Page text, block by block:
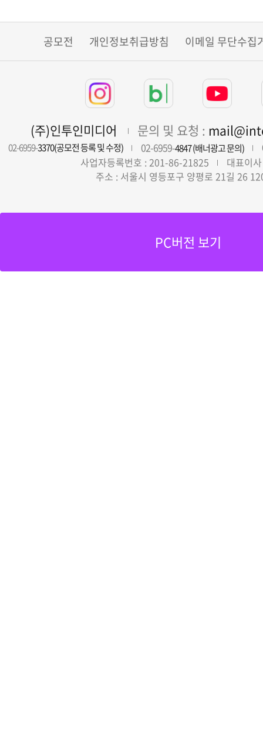
공모전 개인정보취급방침 이메일 무단수집
(주)인투인미디어 문의 및 요청 :
02-6959-3370(공모전 등록 및 수정) 02-6959-4847 (배너광고 문의)
사업자등록번호 : 201-86-21825
대표이
주소 : 서울시 영등포구 양평로 21길 26
PC버전 보기